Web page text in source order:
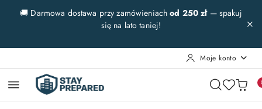
Przejdź do treści głównej
Przejdź do wyszukiwarki
Przejdź do moje konto
Przejdź do menu głównego
Przejdź do stopki
🚚 Darmowa dostawa przy zamówieniachod 250 zł— spakuj
się na lato taniej!
Moje konto